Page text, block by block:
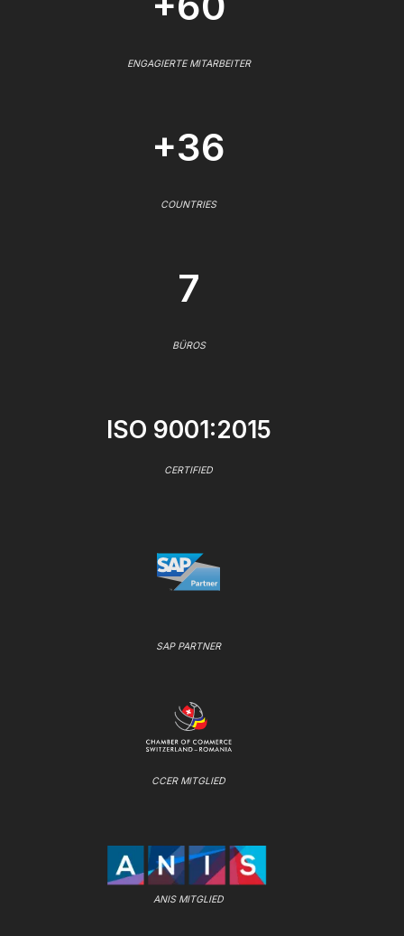
ENGAGIERTE MITARBEITER
+36
COUNTRIES
7
BÜROS
ISO 9001:2015
CERTIFIED
SAP PARTNER
CCER MITGLIED
ANIS MITGLIED